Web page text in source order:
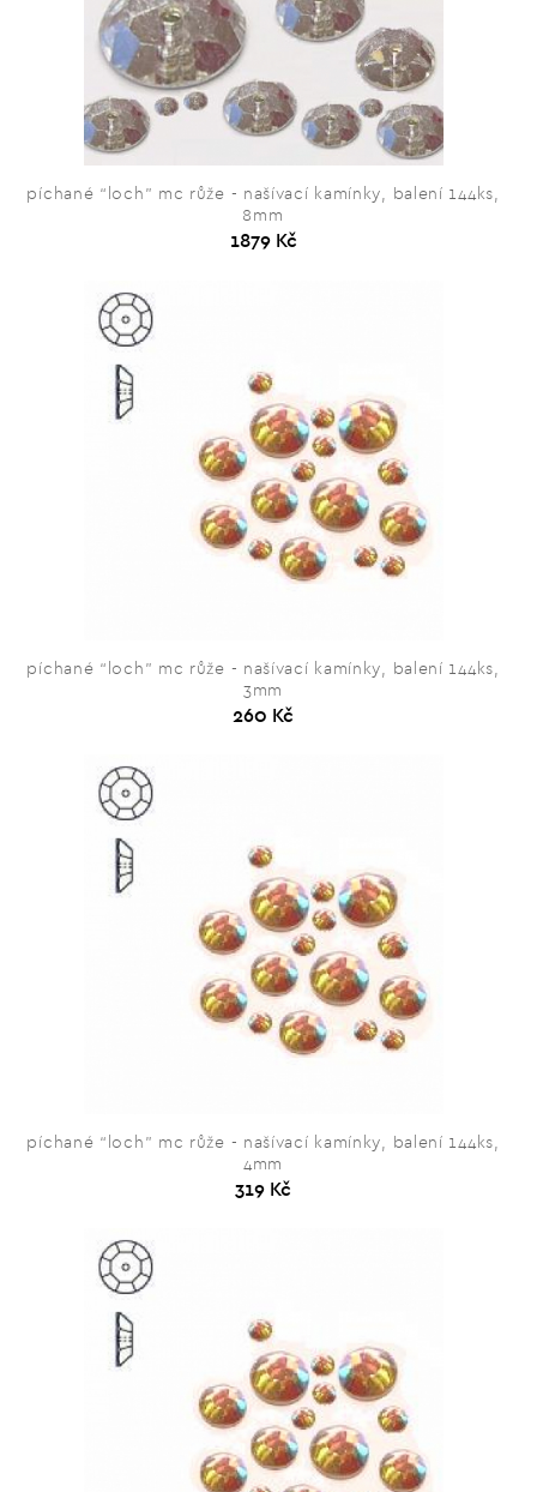
píchané “loch” mc růže - našívací kamínky, balení 144ks,
8mm
1879 Kč
píchané “loch” mc růže - našívací kamínky, balení 144ks,
3mm
260 Kč
píchané “loch” mc růže - našívací kamínky, balení 144ks,
4mm
319 Kč